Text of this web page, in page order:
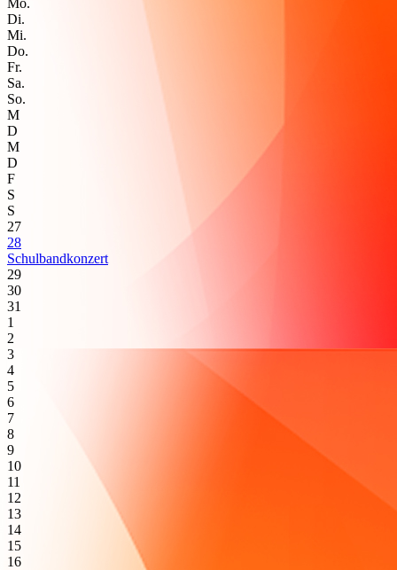
Mo.
Di.
Mi.
Do.
Fr.
Sa.
So.
M
D
M
D
F
S
S
27
28
Schulbandkonzert
29
30
31
1
2
3
4
5
6
7
8
9
10
11
12
13
14
15
16